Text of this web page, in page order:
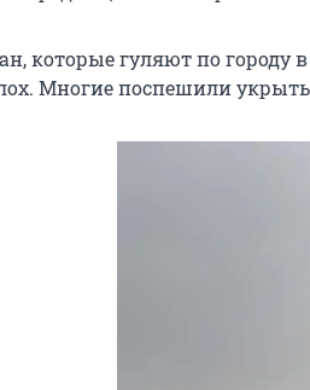
которые гуляют по городу
Многие поспешили